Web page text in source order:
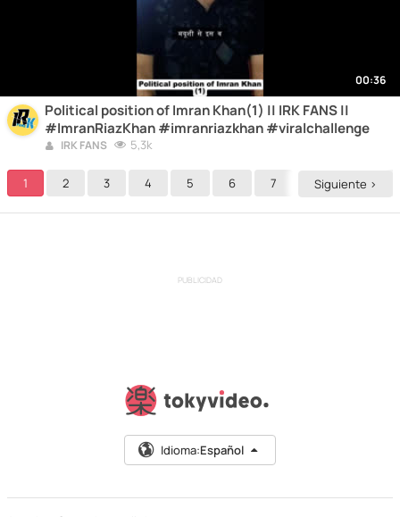
00:36
Political position of Imran Khan(1) || IRK FANS ||
#ImranRiazKhan #imranriazkhan #viralchallenge
IRK FANS 5,3k
1 2 3 4 5 6 7 8 9
Siguiente >
PUBLICIDAD
Idioma:Español